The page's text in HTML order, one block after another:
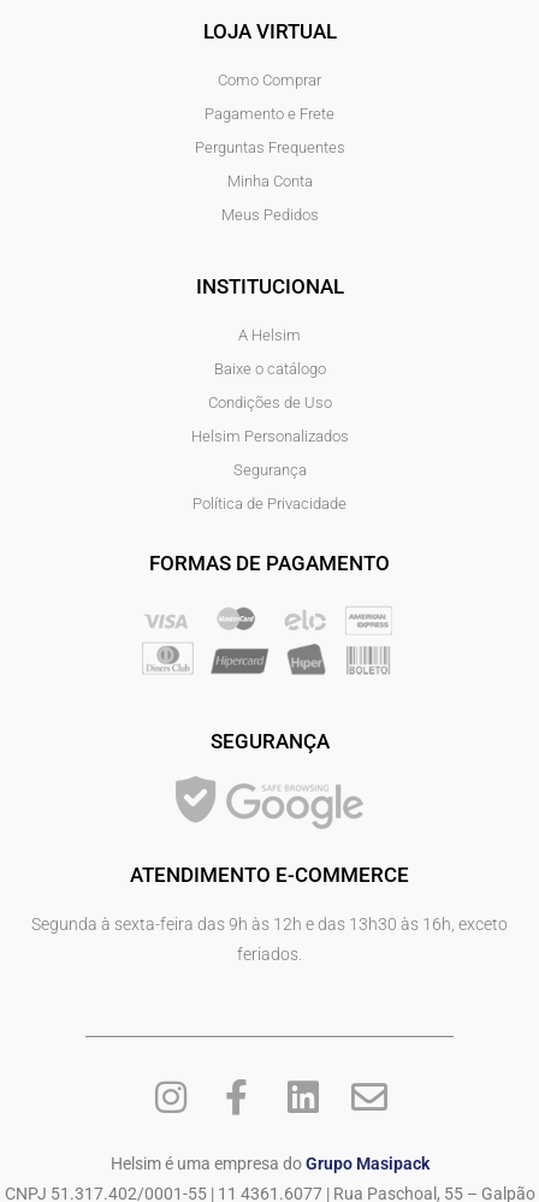
LOJA VIRTUAL
Como Comprar
Pagamento e Frete
Perguntas Frequentes
Minha Conta
Meus Pedidos
INSTITUCIONAL
A Helsim
Baixe o catálogo
Condições de Uso
Helsim Personalizados
Segurança
Política de Privacidade
FORMAS DE PAGAMENTO
SEGURANÇA
ATENDIMENTO E-COMMERCE
Segunda à sexta-feira das 9h às 12h e das 13h30 às 16h, exceto
feriados.
Helsim é uma empresa doGrupo Masipack
CNPJ 51.317.402/0001-55 | 11 4361.6077 | Rua Paschoal, 55 – Galpão